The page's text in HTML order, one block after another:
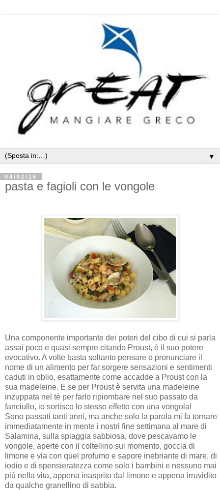
▼
04/02/16
pasta e fagioli con le vongole
Una componente importante dei poteri del cibo di cui si parla
assai poco e quasi sempre citando Proust, è il suo potere
evocativo. A volte basta soltanto pensare o pronunciare il
nome di un alimento per far sorgere sensazioni e sentimenti
caduti in oblio, esattamente come accadde a Proust con la
sua madeleine. E se per Proust è servita una madeleine
inzuppata nel tè per farlo ripiombare nel suo passato da
fanciullo, io sortisco lo stesso effetto con una vongola!
Sono passati tanti anni, ma anche solo la parola mi fa tornare
immediatamente in mente i nostri fine settimana al mare di
Salamina, sulla spiaggia sabbiosa, dove pescavamo le
vongole, aperte con il coltellino sul momento, goccia di
limone e via con quel profumo e sapore inebriante di mare, di
iodio e di spensieratezza come solo i bambini e nessuno mai
più nella vita, appena inasprito dal limone e appena irruvidito
da qualche granellino di sabbia.